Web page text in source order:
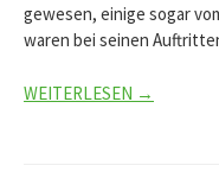
gewesen, einige sogar
waren bei seinen
WEITERLESEN →